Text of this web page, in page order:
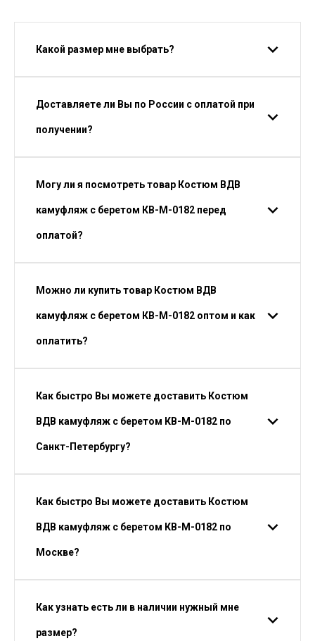
Какой размер мне выбрать?
Доставляете ли Вы по России с оплатой при
получении?
Могу ли я посмотреть товар Костюм ВДВ
камуфляж с беретом КВ-М-0182 перед
оплатой?
Можно ли купить товар Костюм ВДВ
камуфляж с беретом КВ-М-0182 оптом и как
оплатить?
Как быстро Вы можете доставить Костюм
ВДВ камуфляж с беретом КВ-М-0182 по
Санкт-Петербургу?
Как быстро Вы можете доставить Костюм
ВДВ камуфляж с беретом КВ-М-0182 по
Москве?
Как узнать есть ли в наличии нужный мне
размер?